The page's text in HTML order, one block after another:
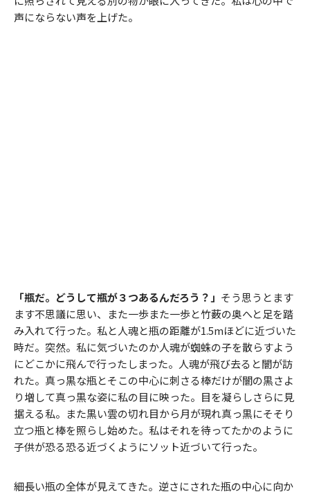
声にならない声を上げた。
「瓶だ。どうして瓶が３つあるんだろう？」 そう思うとます
ます不思議に思い、また一歩また一歩と竹薮の奥へと足を踏
み入れて行った。私と人魂と瓶の距離が1.5mほどに近づいた
時だ。突然。私に気づいたのか人魂が蜘蛛の子を散らすよう
にどこかに飛んで行ったしまった。人魂が飛び去ると闇が訪
れた。真っ黒な瓶とそこの中心に刺さる棒だけが闇の黒さよ
り増して真っ黒な姿に私の目に映った。目を凝らしさらに見
据える私。また黒い雲の切れ目から月が現れ真っ黒にそそり
立つ瓶と棒を照らし始めた。私はそれを待ってたかのように
子供が恐る恐る近づくようにソット近づいて行った。
細長い瓶の全体が見えてきた。逆さにされた瓶の中心に向か